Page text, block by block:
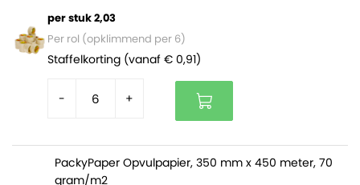
per stuk 2,03
Per rol (opklimmend per 6)
Staffelkorting (vanaf € 0,91)
- +
PackyPaper Opvulpapier, 350 mm x 450 meter, 70
gram/m2